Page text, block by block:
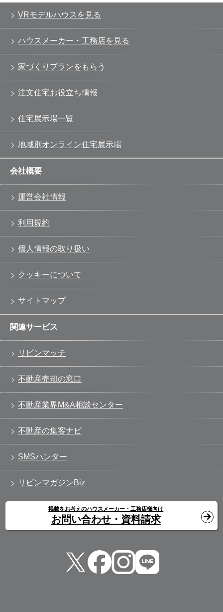
VRモデルハウスを見る
ハウスメーカー・工務店を見る
家づくりプランをもらう
注文住宅お役立ち情報
住宅展示場一覧
地域別オンライン住宅展示場
会社概要
運営会社情報
利用規約
個人情報の取り扱い
クッキーについて
サイトマップ
関連サービス
リビンマッチ
不動産売却の窓口
不動産業界M&A相談センター
不動産の集客ナビ
SMSハンター
リビンマガジンBiz
掲載をお考えのハウスメーカー・工務店様向け
お問い合わせ・資料請求